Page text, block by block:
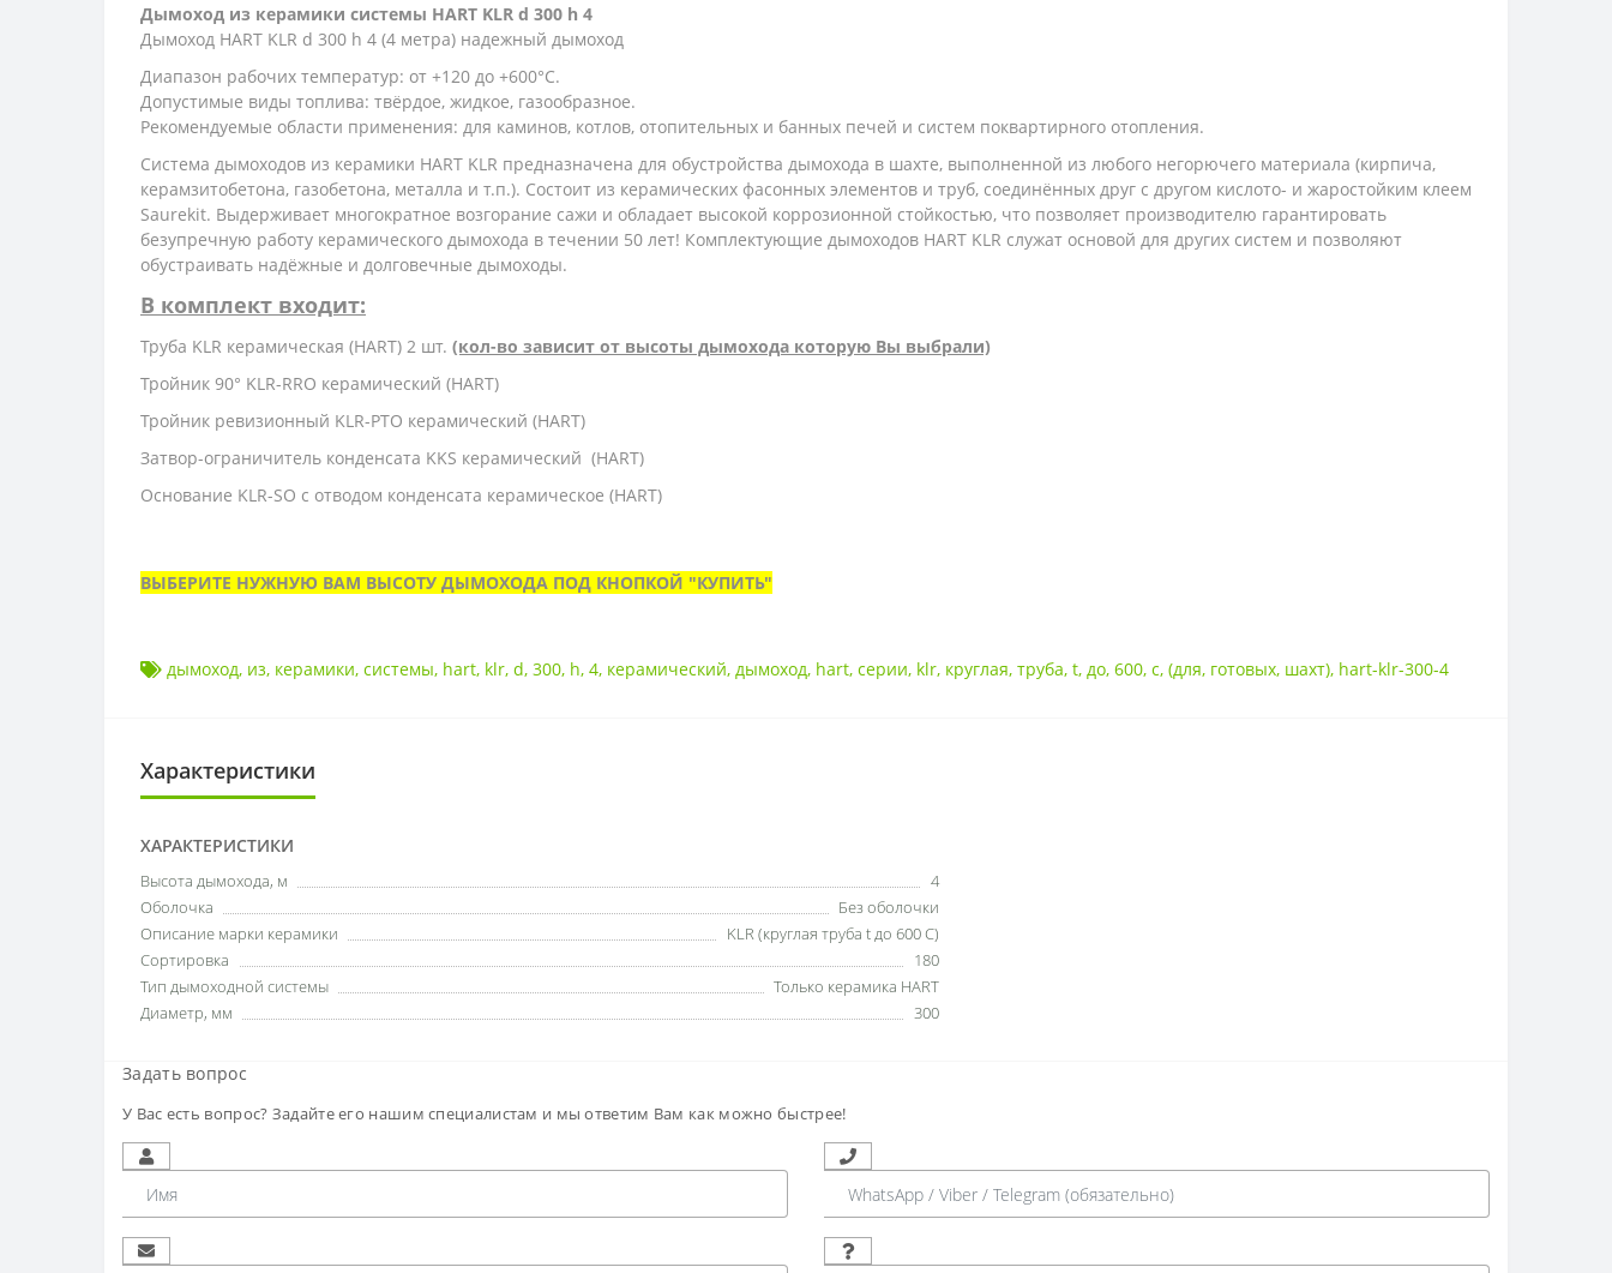
Дымоход из керамики системы HART KLR d 300 h 4
Дымоход HART KLR d 300 h 4 (4 метра) надежный дымоход
Диапазон рабочих температур: от +120 до +600°С.
Допустимые виды топлива: твёрдое, жидкое, газообразное.
Рекомендуемые области применения: для каминов, котлов, отопительных и банных печей и систем поквартирного отопления.
Система дымоходов из керамики HART KLR предназначена для обустройства дымохода в шахте, выполненной из любого негорючего материала (кирпича,
керамзитобетона, газобетона, металла и т.п.). Состоит из керамических фасонных элементов и труб, соединённых друг с другом кислото- и жаростойким клеем
Saurekit. Выдерживает многократное возгорание сажи и обладает высокой коррозионной стойкостью, что позволяет производителю гарантировать
безупречную работу керамического дымохода в течении 50 лет! Комплектующие дымоходов HART KLR служат основой для других систем и позволяют
обустраивать надёжные и долговечные дымоходы.
В комплект входит:
Труба KLR керамическая (HART) 2 шт. (кол-во зависит от высоты дымохода которую Вы выбрали)
Тройник 90° KLR-RRO керамический (HART)
Тройник ревизионный KLR-PTO керамический (HART)
Затвор-ограничитель конденсата KKS керамический (HART)
Основание KLR-SO с отводом конденсата керамическое (HART)
ВЫБЕРИТЕ НУЖНУЮ ВАМ ВЫСОТУ ДЫМОХОДА ПОД КНОПКОЙ "КУПИТЬ"
дымоход, из, керамики, системы, hart, klr, d, 300, h, 4, керамический, дымоход, hart, серии, klr, круглая, труба, t, до, 600, с, (для, готовых, шахт), hart-klr-300-4
Характеристики
ХАРАКТЕРИСТИКИ
Высота дымохода, м
4
Оболочка
Без оболочки
Описание марки керамики
KLR (круглая труба t до 600 С)
Сортировка
180
Тип дымоходной системы
Только керамика HART
Диаметр, мм
300
Задать вопрос
У Вас есть вопрос? Задайте его нашим специалистам и мы ответим Вам как можно быстрее!